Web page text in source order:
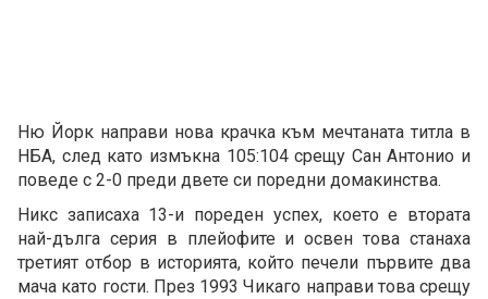
Ню Йорк направи нова крачка към мечтаната титла в
НБА, след като измъкна 105:104 срещу Сан Антонио и
поведе с 2-0 преди двете си поредни домакинства.
Никс записаха 13-и пореден успех, което е втората
най-дълга серия в плейофите и освен това станаха
третият отбор в историята, който печели първите два
мача като гости. През 1993 Чикаго направи това срещу